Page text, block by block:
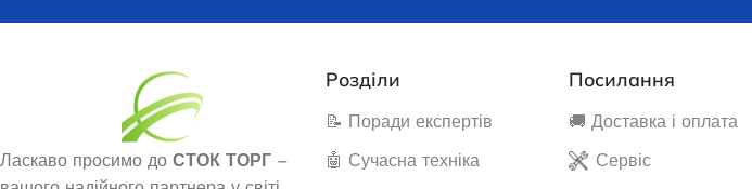
Ласкаво просимо до СТОК ТОРГ –
Розділи
📝 Поради експертів
🤖 Сучасна техніка
Посилання
🚚 Доставка і оплата
Сервіс